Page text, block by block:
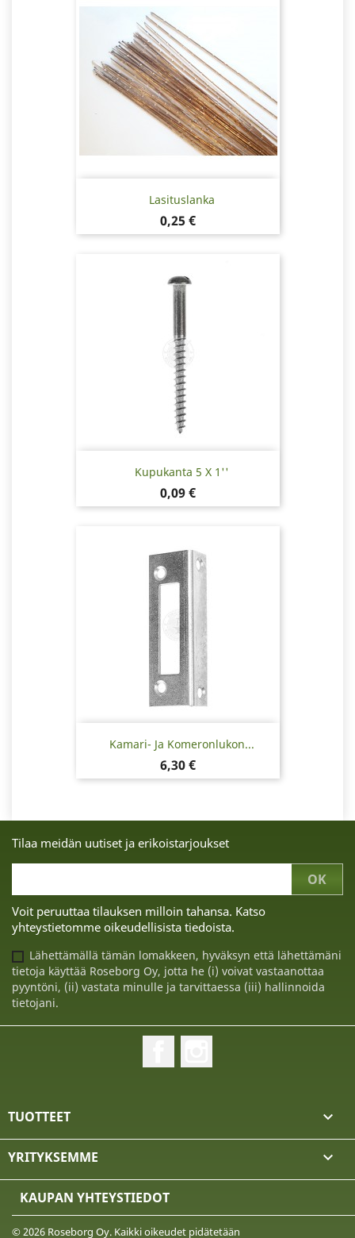
Lasituslanka
Hinta
0,25 €
Kupukanta 5 X 1''
Hinta
0,09 €
Kamari- Ja Komeronlukon...
Hinta
6,30 €
Tilaa meidän uutiset ja erikoistarjoukset
Voit peruuttaa tilauksen milloin tahansa. Katso
yhteystietomme oikeudellisista tiedoista.
Lähettämällä tämän lomakkeen, hyväksyn että lähettämäni
tietoja käyttää Roseborg Oy, jotta he (i) voivat vastaanottaa
pyyntöni, (ii) vastata minulle ja tarvittaessa (iii) hallinnoida
tietojani.
TUOTTEET 
YRITYKSEMME 
KAUPAN YHTEYSTIEDOT
© 2026 Roseborg Oy. Kaikki oikeudet pidätetään